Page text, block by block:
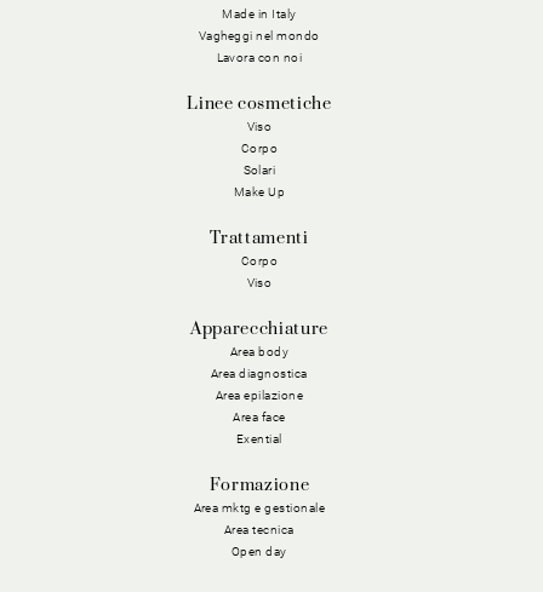
Made in Italy
Vagheggi nel mondo
Lavora con noi
Linee cosmetiche
Viso
Corpo
Solari
Make Up
Trattamenti
Corpo
Viso
Apparecchiature
Area body
Area diagnostica
Area epilazione
Area face
Exential
Formazione
Area mktg e gestionale
Area tecnica
Open day